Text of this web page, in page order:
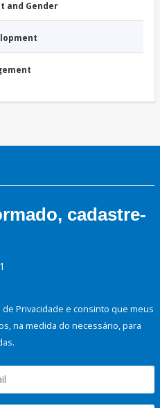
and Gender
cadastre-
Privacidade e consinto que meus
na medida do necessário, para